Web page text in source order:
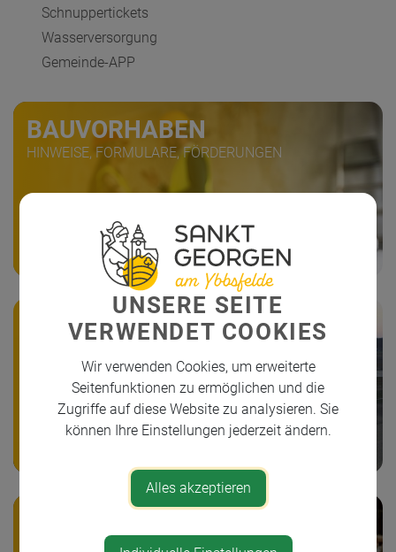
Schnuppertickets
Wasserversorgung
Gemeinde-APP
BAUVORHABEN
HINWEISE, FORMULARE, FÖRDERUNGEN
GEWERBEIMMOBILIEN
UNSERE SEITE
VERWENDET COOKIES
Wir verwenden Cookies, um erweiterte
Seitenfunktionen zu ermöglichen und die
Zugriffe auf diese Website zu analysieren. Sie
können Ihre Einstellungen jederzeit ändern.
Alles akzeptieren